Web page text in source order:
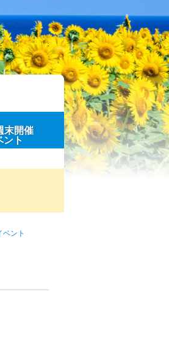
末開催
ント
ント